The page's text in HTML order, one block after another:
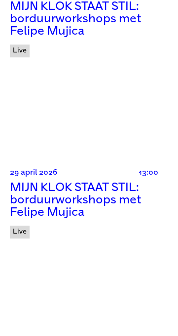
MIJN KLOK STAAT STIL:
borduurworkshops met
Felipe Mujica
Live
29 april 2026 13:00
MIJN KLOK STAAT STIL:
borduurworkshops met
Felipe Mujica
Live